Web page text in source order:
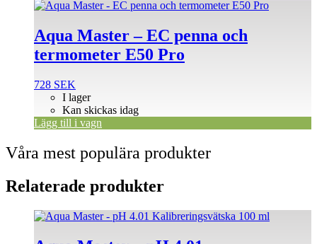
Aqua Master – EC penna och
termometer E50 Pro
728 SEK
I lager
Kan skickas idag
Lägg till i vagn
Våra mest populära produkter
Relaterade produkter